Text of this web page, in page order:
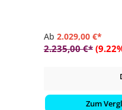
Ab 2.029,00 €*
2.235,00 €*
Zum